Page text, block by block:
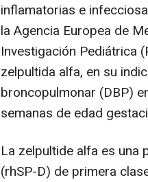
inflamatorias e
la Agencia Europea de
Investigación Pediátrica
zelpultida alfa, en su
broncopulmonar (DBP)
semanas de edad
La zelpultide alfa es una
(rhSP-D) de primera